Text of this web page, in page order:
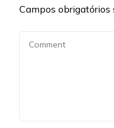
Campos obrigatórios